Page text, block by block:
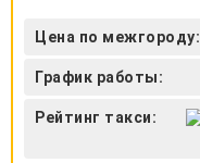
Цена по межгороду:
График работы:
Рейтинг такси: